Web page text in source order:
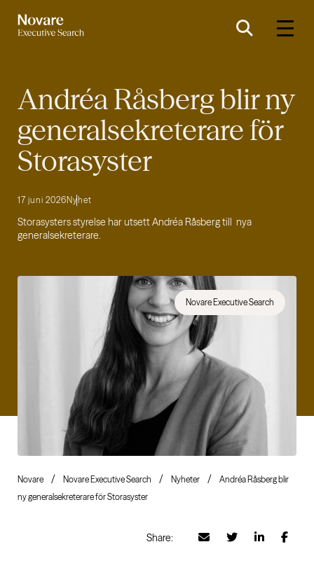
Andréa Råsberg blir ny
generalsekreterare för
Storasyster
17 juni 2026Nyhet
Storasysters styrelse har utsett Andréa Råsberg till nya
generalsekreterare.
Novare Executive Search
Novare Novare Executive Search Nyheter
Andréa Råsberg blir
ny generalsekreterare för Storasyster
Share: